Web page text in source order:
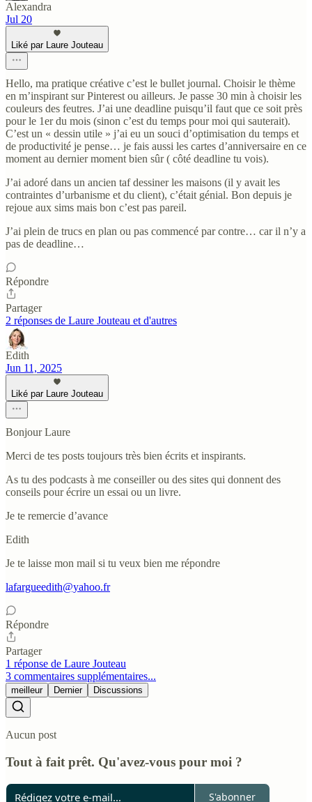
Alexandra
Jul 20
Liké par Laure Jouteau
Hello, ma pratique créative c’est le bullet journal. Choisir le thème
en m’inspirant sur Pinterest ou ailleurs. Je passe 30 min à choisir les
couleurs des feutres. J’ai une deadline puisqu’il faut que ce soit près
pour le 1er du mois (sinon c’est du temps pour moi qui sauterait).
C’est un « dessin utile » j’ai eu un souci d’optimisation du temps et
de productivité je pense… je fais aussi les cartes d’anniversaire en ce
moment au dernier moment bien sûr ( côté deadline tu vois).
J’ai adoré dans un ancien taf dessiner les maisons (il y avait les
contraintes d’urbanisme et du client), c’était génial. Bon depuis je
rejoue aux sims mais bon c’est pas pareil.
J’ai plein de trucs en plan ou pas commencé par contre… car il n’y a
pas de deadline…
Répondre
Partager
2 réponses de Laure Jouteau et d'autres
Edith
Jun 11, 2025
Liké par Laure Jouteau
Bonjour Laure
Merci de tes posts toujours très bien écrits et inspirants.
As tu des podcasts à me conseiller ou des sites qui donnent des
conseils pour écrire un essai ou un livre.
Je te remercie d’avance
Edith
Je te laisse mon mail si tu veux bien me répondre
lafargueedith@yahoo.fr
Répondre
Partager
1 réponse de Laure Jouteau
3 commentaires supplémentaires...
meilleur Dernier Discussions
Aucun post
Tout à fait prêt. Qu'avez-vous pour moi ?
S'abonner